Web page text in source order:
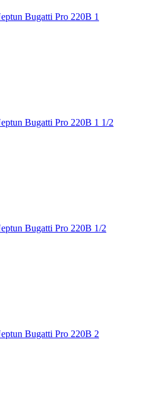
Bugatti Pro 220В 1
Bugatti Pro 220В 1 1/2
Bugatti Pro 220В 1/2
Bugatti Pro 220В 2